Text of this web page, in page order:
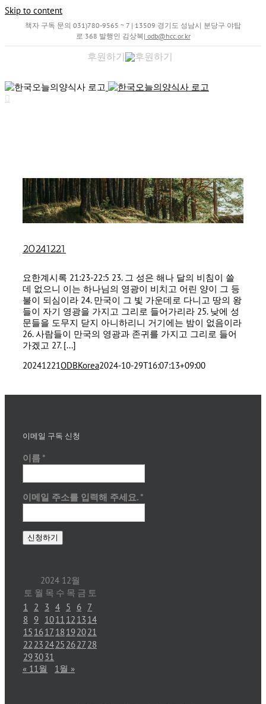
Skip to content
책자 구독 문의 031)780-9565 ~ 7 | 13509 경기도 성남시 분당구 야탑
로 368 발행인 김상복| odb@hcc.or.kr
후원하기
20241221
요한계시록 21:23-22:5 23. 그 성은 해나 달의 비침이 쓸
데 없으니 이는 하나님의 영광이 비치고 어린 양이 그 등
불이 되심이라 24. 만국이 그 빛 가운데로 다니고 땅의 왕
들이 자기 영광을 가지고 그리로 들어가리라 25. 낮에 성
문들을 도무지 닫지 아니하리니 거기에는 밤이 없음이라
26. 사람들이 만국의 영광과 존귀를 가지고 그리로 들어
가겠고 27. [...]
20241221ODBKorea2024-10-29T16:07:13+09:00
이메일 구독 신청
이름 *
이메일 주소를 입력해 주세요. *
2024 12월
토 월 목 수 목 금 토
1 2 3 4 5 6 7
8 9 1011 12 13 14
15 1617 18 192021
22 23 2425 2627 28
293031
« 11월
1월 »